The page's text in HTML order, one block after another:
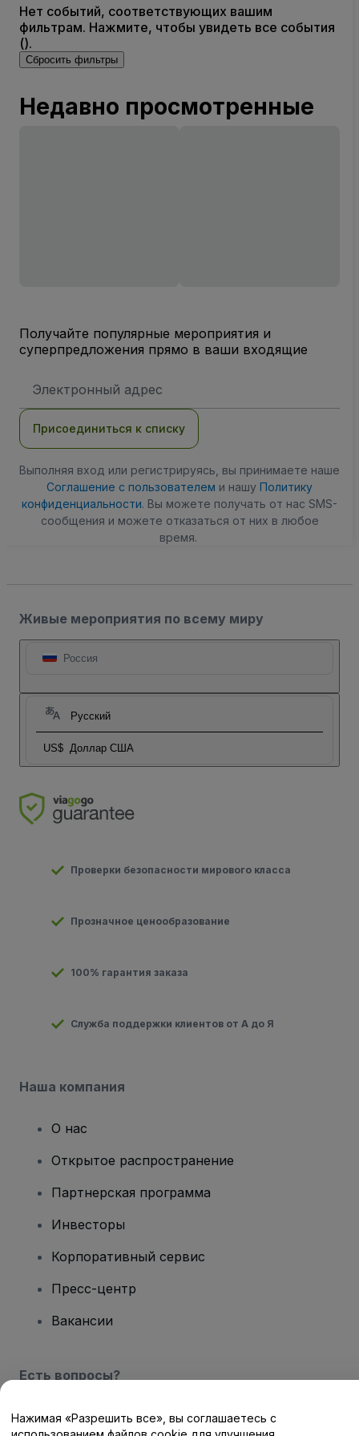
Нет событий, соответствующих вашим
фильтрам. Нажмите, чтобы увидеть все события
().
Сбросить фильтры
Недавно просмотренные
Получайте популярные мероприятия и
суперпредложения прямо в ваши входящие
электронной
Присоединиться к списку
Выполняя вход или регистрируясь, вы принимаете наше
Соглашение с пользователем и нашу Политику
конфиденциальности. Вы можете получать от нас SMS-
сообщения и можете отказаться от них в любое
время.
Живые мероприятия по всему миру
Россия
Русский
US$ Доллар США
Проверки безопасности мирового класса
Прозначное ценообразование
100% гарантия заказа
Служба поддержки клиентов от А до Я
Наша компания
О нас
Открытое распространение
Партнерская программа
Инвесторы
Корпоративный сервис
Пресс-центр
Вакансии
Есть вопросы?
Центр помощи / Свяжитесь с нами
Нажимая «Разрешить все», вы соглашаетесь с